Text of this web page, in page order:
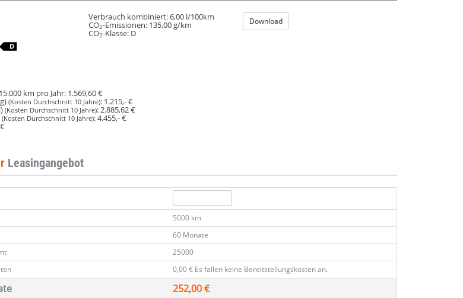
Verbrauch kombiniert:6,00 l/100km
CO2-Emissionen: 135,00 g/km
CO2-Klasse: D
Download
km pro Jahr: 1.569,60 €
(Kosten Durchschnitt 10 Jahre): 1.215,- €
(Kosten Durchschnitt 10 Jahre):2.885,62 €
(Kosten Durchschnitt 10 Jahre):4.455,- €
Leasingangebot
5000 km
60 Monate
25000
0,00 € Es fallen keine Bereitstellungskosten an.
252,00 €